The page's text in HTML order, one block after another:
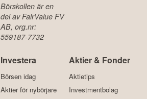
Börskollen är en
del av FairValue FV
AB, org.nr:
559187-7732
Investera
Börsen idag
Aktier för nybörjare
Aktier & Fonder
Aktietips
Investmentbolag